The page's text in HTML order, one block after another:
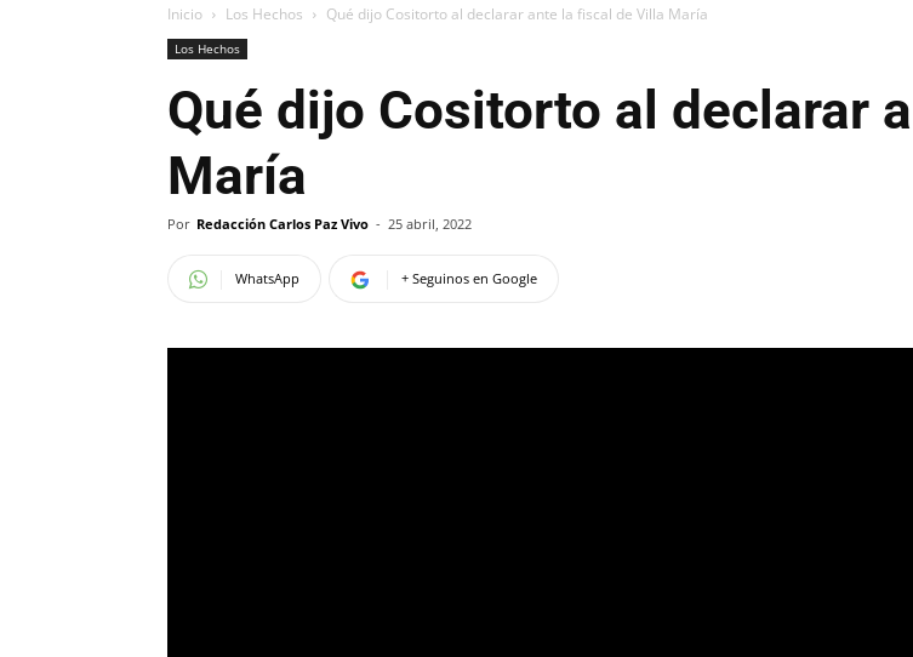
Inicio Los Hechos Qué dijo Cositorto al declarar ante la fiscal de Villa María
Los Hechos
Qué dijo Cositorto al declarar
María
Por Redacción Carlos Paz Vivo - 25 abril, 2022
WhatsApp + Seguinos en Google